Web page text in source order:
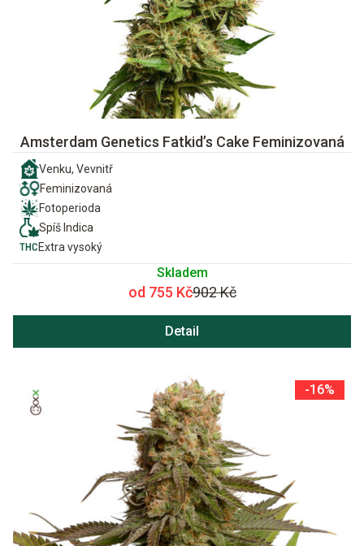
Amsterdam Genetics Fatkid’s Cake Feminizovaná
Venku, Vevnitř
Feminizovaná
Fotoperioda
Spíš Indica
Extra vysoký
Skladem
od 755 Kč902 Kč
Detail
-16%